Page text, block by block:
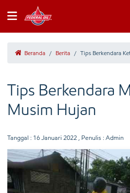
Beranda / Berita / Tips Berkendara
Tips Berkendara
Musim Hujan
Tanggal : 16 Januari 2022 , Penulis : Admin